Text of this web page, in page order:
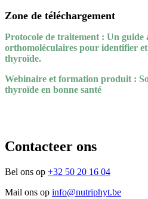
Zone de téléchargement
Protocole de traitement : Un guide
orthomoléculaires pour identifier
thyroïde.
Webinaire et formation produit :
thyroïde en bonne santé
Contacteer ons
Bel ons op +32 50 20 16 04
Mail ons op info@nutriphyt.be